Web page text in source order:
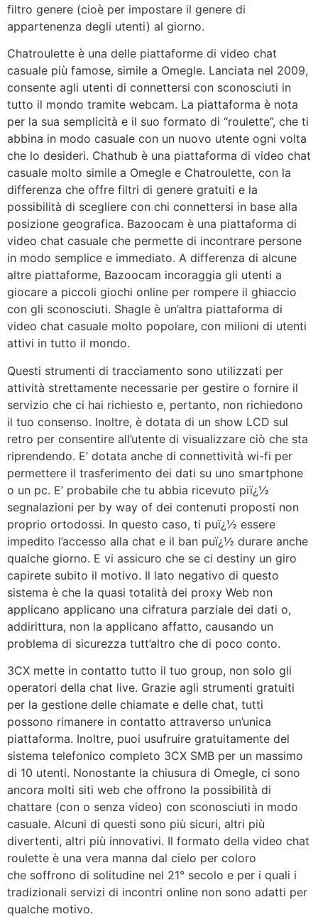
filtro genere (cioè per impostare il genere di
appartenenza degli utenti) al giorno.
Chatroulette è una delle piattaforme di video chat
casuale più famose, simile a Omegle. Lanciata nel 2009,
consente agli utenti di connettersi con sconosciuti in
tutto il mondo tramite webcam. La piattaforma è nota
per la sua semplicità e il suo formato di “roulette”, che ti
abbina in modo casuale con un nuovo utente ogni volta
che lo desideri. Chathub è una piattaforma di video chat
casuale molto simile a Omegle e Chatroulette, con la
differenza che offre filtri di genere gratuiti e la
possibilità di scegliere con chi connettersi in base alla
posizione geografica. Bazoocam è una piattaforma di
video chat casuale che permette di incontrare persone
in modo semplice e immediato. A differenza di alcune
altre piattaforme, Bazoocam incoraggia gli utenti a
giocare a piccoli giochi online per rompere il ghiaccio
con gli sconosciuti. Shagle è un’altra piattaforma di
video chat casuale molto popolare, con milioni di utenti
attivi in tutto il mondo.
Questi strumenti di tracciamento sono utilizzati per
attività strettamente necessarie per gestire o fornire il
servizio che ci hai richiesto e, pertanto, non richiedono
il tuo consenso. Inoltre, è dotata di un show LCD sul
retro per consentire all’utente di visualizzare ciò che sta
riprendendo. E’ dotata anche di connettività wi-fi per
permettere il trasferimento dei dati su uno smartphone
o un pc. E’ probabile che tu abbia ricevuto piï¿½
segnalazioni per by way of dei contenuti proposti non
proprio ortodossi. In questo caso, ti puï¿½ essere
impedito l’accesso alla chat e il ban puï¿½ durare anche
qualche giorno. E vi assicuro che se ci destiny un giro
capirete subito il motivo. Il lato negativo di questo
sistema è che la quasi totalità dei proxy Web non
applicano applicano una cifratura parziale dei dati o,
addirittura, non la applicano affatto, causando un
problema di sicurezza tutt’altro che di poco conto.
3CX mette in contatto tutto il tuo group, non solo gli
operatori della chat live. Grazie agli strumenti gratuiti
per la gestione delle chiamate e delle chat, tutti
possono rimanere in contatto attraverso un’unica
piattaforma. Inoltre, puoi usufruire gratuitamente del
sistema telefonico completo 3CX SMB per un massimo
di 10 utenti. Nonostante la chiusura di Omegle, ci sono
ancora molti siti web che offrono la possibilità di
chattare (con o senza video) con sconosciuti in modo
casuale. Alcuni di questi sono più sicuri, altri più
divertenti, altri più innovativi. Il formato della video chat
roulette è una vera manna dal cielo per coloro
che soffrono di solitudine nel 21° secolo e per i quali i
tradizionali servizi di incontri online non sono adatti per
qualche motivo.